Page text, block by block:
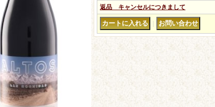
返品 キャンセルにつきまして